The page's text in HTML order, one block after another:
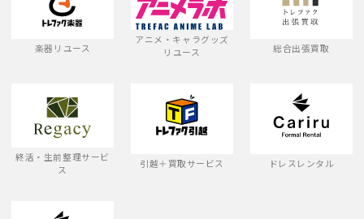
楽器リユース
アニメ・キャラグッズ
リユース
総合出張買取
終活・生前整理サービ
ス
引越＋買取サービス ドレスレンタル